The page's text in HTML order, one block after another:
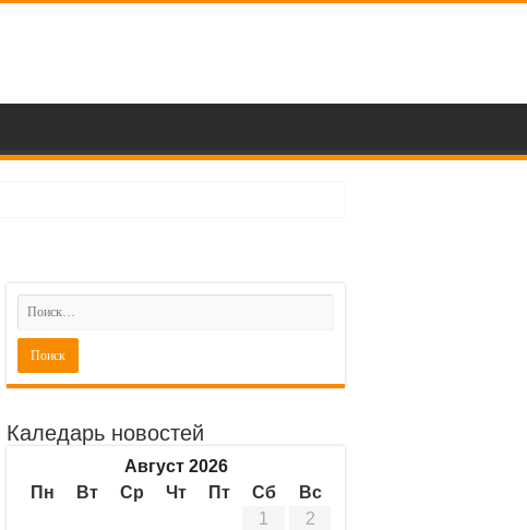
Каледарь новостей
Август 2026
Пн
Вт Ср Чт Пт Сб
Вс
1
2